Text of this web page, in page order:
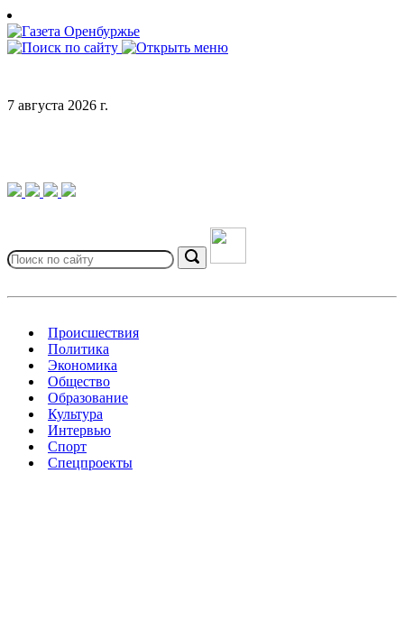
Skip
to
content
7 августа 2026 г.
for:
Search
Происшествия
Политика
Экономика
Общество
Образование
Культура
Интервью
Спорт
Спецпроекты